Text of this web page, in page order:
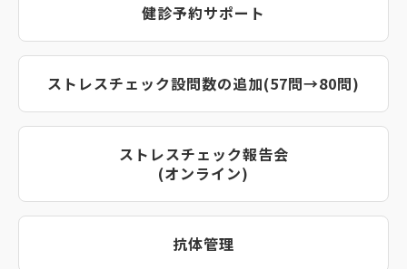
健診予約サポート
ストレスチェック設問数の追加(57問→80問)
ストレスチェック報告会
(オンライン)
抗体管理